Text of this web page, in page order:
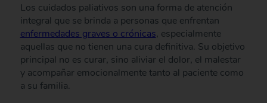
Los cuidados paliativos son una forma de atención
integral que se brinda a personas que enfrentan
enfermedades graves o crónicas, especialmente
aquellas que no tienen una cura definitiva. Su objetivo
principal no es curar, sino aliviar el dolor, el malestar
y acompañar emocionalmente tanto al paciente como
a su familia.